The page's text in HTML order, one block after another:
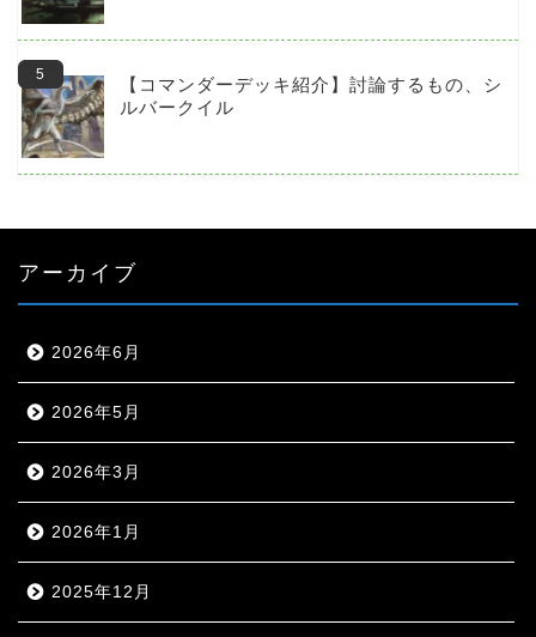
【コマンダーデッキ紹介】討論するもの、シ
ルバークイル
アーカイブ
2026年6月
2026年5月
2026年3月
2026年1月
2025年12月